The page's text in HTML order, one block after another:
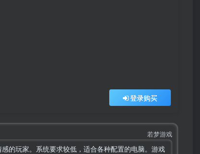
登录购买
若梦游戏
的玩家。系统要求较低，适合各种配置的电脑。游戏